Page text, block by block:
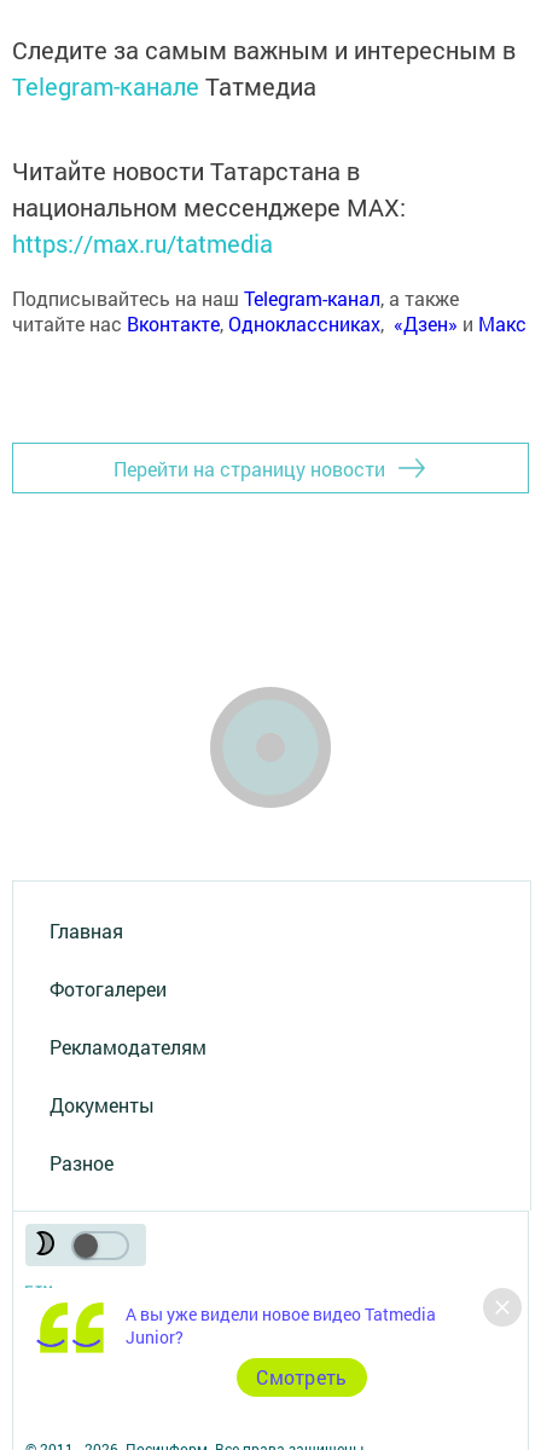
Следите за самым важным и интересным в
Telegram-канале Татмедиа
Читайте новости Татарстана в
национальном мессенджере MАХ:
https://max.ru/tatmedia
Подписывайтесь на наш Telegram-канал, а также
читайте нас Вконтакте,Одноклассниках, «Дзен» и Макс
Перейти на страницу новости
Главная
Фотогалереи
Рекламодателям
Документы
Разное
А вы уже видели новое видео Tatmedia
Junior?
Cмотреть
Телефон АО «ТАТМЕДИА»: